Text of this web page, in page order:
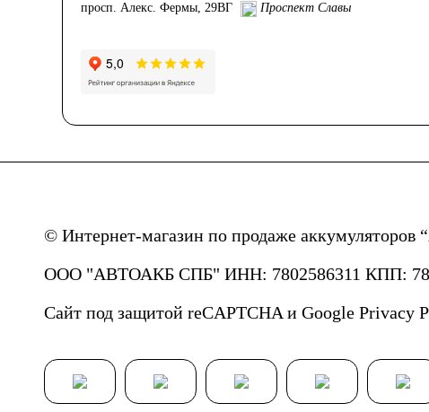
просп. Алекс. Фермы, 29ВГ Проспект Славы
© Интернет-магазин по продаже
ООО "АВТОАКБ СПБ" ИНН: 7802586311 КПП:
Сайт под защитой reCAPTCHA и Google Privacy